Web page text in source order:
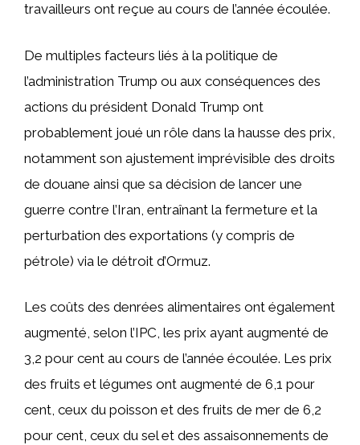
travailleurs ont reçue au cours de l’année écoulée.
De multiples facteurs liés à la politique de
l’administration Trump ou aux conséquences des
actions du président Donald Trump ont
probablement joué un rôle dans la hausse des prix,
notamment son ajustement imprévisible des droits
de douane ainsi que sa décision de lancer une
guerre contre l’Iran, entraînant la fermeture et la
perturbation des exportations (y compris de
pétrole) via le détroit d’Ormuz.
Les coûts des denrées alimentaires ont également
augmenté, selon l’IPC, les prix ayant augmenté de
3,2 pour cent au cours de l’année écoulée. Les prix
des fruits et légumes ont augmenté de 6,1 pour
cent, ceux du poisson et des fruits de mer de 6,2
pour cent, ceux du sel et des assaisonnements de